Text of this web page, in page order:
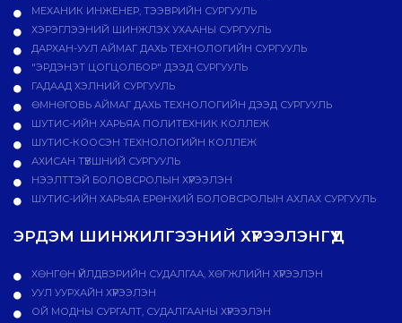
МЕХАНИК ИНЖЕНЕР, ТЭЭВРИЙН СУРГУУЛЬ
ХЭРЭГЛЭЭНИЙ ШИНЖЛЭХ УХААНЫ СУРГУУЛЬ
ДАРХАН-УУЛ АЙМАГ ДАХЬ ТЕХНОЛОГИЙН СУРГУУЛЬ
"ЭРДЭНЭТ ЦОГЦОЛБОР" ДЭЭД СУРГУУЛЬ
ГАДААД ХЭЛНИЙ СУРГУУЛЬ
ӨМНӨГОВЬ АЙМАГ ДАХЬ ТЕХНОЛОГИЙН ДЭЭД СУРГУУЛЬ
ШУТИС-ИЙН ХАРЬЯА ПОЛИТЕХНИК КОЛЛЕЖ
ШУТИС-КООСЭН ТЕХНОЛОГИЙН КОЛЛЕЖ
АХИСАН ТҮВШНИЙ СУРГУУЛЬ
НЭЭЛТТЭЙ БОЛОВСРОЛЫН ХҮРЭЭЛЭН
ШУТИС-ИЙН ХАРЬЯА ЕРӨНХИЙ БОЛОВСРОЛЫН АХЛАХ СУРГУУЛЬ
ЭРДЭМ ШИНЖИЛГЭЭНИЙ ХҮРЭЭЛЭНГҮҮД
ХӨНГӨН ҮЙЛДВЭРИЙН СУДАЛГАА, ХӨГЖЛИЙН ХҮРЭЭЛЭН
УУЛ УУРХАЙН ХҮРЭЭЛЭН
ОЙ МОДНЫ СУРГАЛТ, СУДАЛГААНЫ ХҮРЭЭЛЭН